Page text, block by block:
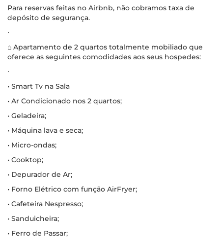
Para reservas feitas no Airbnb, não cobramos taxa de
depósito de segurança.
∙
⌂ Apartamento de 2 quartos totalmente mobiliado que
oferece as seguintes comodidades aos seus hospedes:
∙
• Smart Tv na Sala
• Ar Condicionado nos 2 quartos;
• Geladeira;
• Máquina lava e seca;
• Micro-ondas;
• Cooktop;
• Depurador de Ar;
• Forno Elétrico com função AirFryer;
• Cafeteira Nespresso;
• Sanduicheira;
• Ferro de Passar;